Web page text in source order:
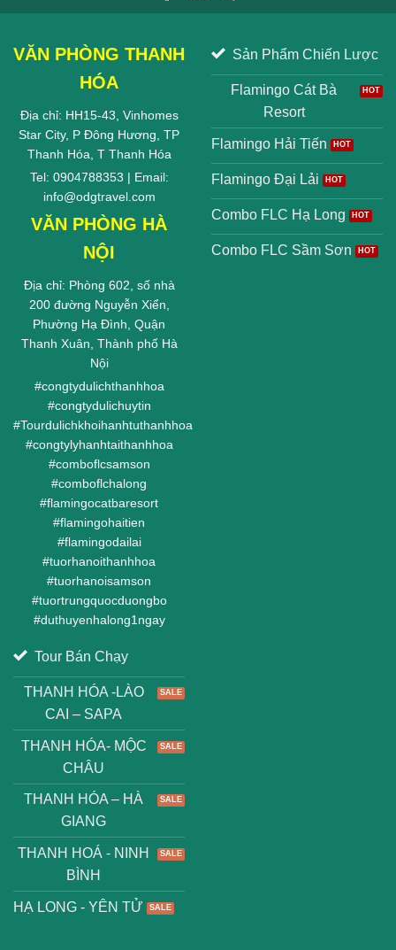
VĂN PHÒNG THANH
HÓA
Địa chỉ: HH15-43, Vinhomes
Star City, P Đông Hương, TP
Thanh Hóa, T Thanh Hóa
Tel: 0904788353 | Email:
info@odgtravel.com
VĂN PHÒNG HÀ
NỘI
Địa chỉ: Phòng 602, số nhà
200 đường Nguyễn Xiển,
Phường Hạ Đình, Quận
Thanh Xuân, Thành phố Hà
Nội
#congtydulichthanhhoa
#congtydulichuytin
#Tourdulichkhoihanhtuthanhhoa
#congtylyhanhtaithanhhoa
#comboflcsamson
#comboflchalong
#flamingocatbaresort
#flamingohaitien
#flamingodailai
#tuorhanoithanhhoa
#tuorhanoisamson
#tuortrungquocduongbo
#duthuyenhalong1ngay
Sản Phẩm Chiến Lược
Flamingo Cát Bà
Resort
Flamingo Hải Tiến
Flamingo Đại Lải
Combo FLC Hạ Long
Combo FLC Sầm Sơn
Tour Bán Chạy
THANH HÓA -LÀO
CAI – SAPA
THANH HÓA- MỘC
CHÂU
THANH HÓA – HÀ
GIANG
THANH HOÁ - NINH
BÌNH
HẠ LONG - YÊN TỬ